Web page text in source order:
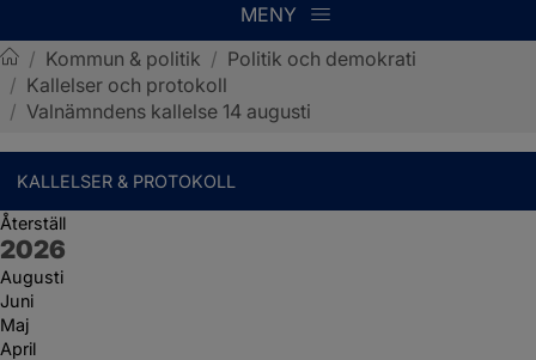
MENY
Sotenäs kommun
/ Kommun & politik / Politik och demokrati
/ Kallelser och protokoll
/ Valnämndens kallelse 14 augusti
KALLELSER & PROTOKOLL
Återställ
År:
2026
Augusti
Juni
Maj
April